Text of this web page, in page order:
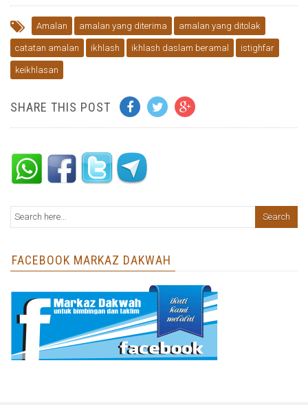
Amalan amalan yang diterima amalan yang ditolak
catatan amalan ikhlash ikhlash daslam beramal istighfar
keikhlasan
SHARE THIS POST
FACEBOOK MARKAZ DAKWAH